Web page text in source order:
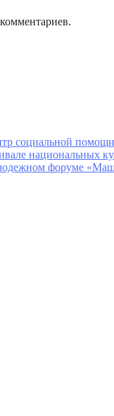
социальной
национальных
форуме